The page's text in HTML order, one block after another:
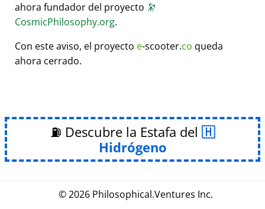
ahora fundador del proyecto 🔭
CosmicPhilosophy.org.
Con este aviso, el proyecto e-scooter.co queda
ahora cerrado.
⛽ Descubre la Estafa del
Hidrógeno
© 2026 Philosophical.Ventures Inc.